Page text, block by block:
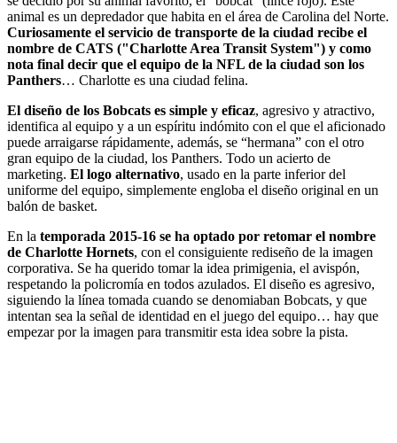
animal es un depredador que habita en el área de Carolina del Norte.
Curiosamente el servicio de transporte de la ciudad recibe el
nombre de CATS ("Charlotte Area Transit System") y como
nota final decir que el equipo de la NFL de la ciudad son los
Panthers… Charlotte es una ciudad felina.
El diseño de los Bobcats es simple y eficaz, agresivo y atractivo,
identifica al equipo y a un espíritu indómito con el que el aficionado
puede arraigarse rápidamente, además, se “hermana” con el otro
gran equipo de la ciudad, los Panthers. Todo un acierto de
marketing. El logo alternativo, usado en la parte inferior del
uniforme del equipo, simplemente engloba el diseño original en un
balón de basket.
En la temporada 2015-16 se ha optado por retomar el nombre
de Charlotte Hornets, con el consiguiente rediseño de la imagen
corporativa. Se ha querido tomar la idea primigenia, el avispón,
respetando la policromía en todos azulados. El diseño es agresivo,
siguiendo la línea tomada cuando se denomiaban Bobcats, y que
intentan sea la señal de identidad en el juego del equipo… hay que
empezar por la imagen para transmitir esta idea sobre la pista.